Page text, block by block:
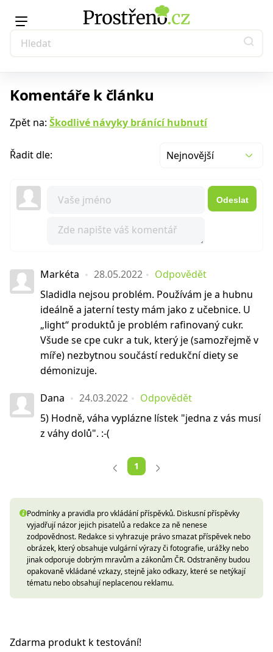
Komentáře k článku
Zpět na: Škodlivé návyky bránící hubnutí
Řadit dle: Nejnovější
Odeslat
Markéta 28.05.2022
Odpovědět
Sladidla nejsou problém. Používám je a hubnu
ideálně a jaterní testy mám jako z učebnice. U
„light“ produktů je problém rafinovaný cukr.
Všude se cpe cukr a tuk, který je (samozřejmě v
míře) nezbytnou součástí redukční diety se
démonizuje.
Dana 24.03.2022
Odpovědět
5) Hodně, váha vyplázne lístek "jedna z vás musí
z váhy dolů". :-(
1
Podmínky a pravidla pro vkládání příspěvků. Diskusní příspěvky
vyjadřují názor jejich pisatelů a redakce za ně nenese
zodpovědnost. Redakce si vyhrazuje právo smazat příspěvek nebo
obrázek, který obsahuje vulgární výrazy či fotografie, urážky nebo
jinak odporuje dobrým mravům a zákonům ČR. Odstraněny budou
opakovaně vkládané vzkazy, stejně jako odkazy, které se netýkají
tématu nebo obsahují neplacenou reklamu.
Zdarma produkt k testování!